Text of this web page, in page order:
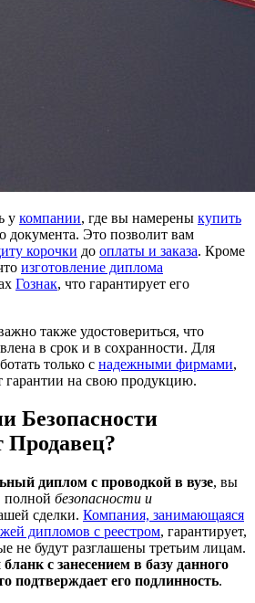
у компании, где вы намерены купить
документа. Это позволит вам
корочки до оплаты и заказа. Кроме
изготовление диплома
Гознак, что гарантирует его
также удостовериться, что
в срок и в сохранности. Для
только с надежными фирмами,
гарантии на свою продукцию.
Безопасности
Продавец?
диплом с проводкой в вузе, вы
полной безопасности и
сделки. Компания, занимающаяся
дипломов с реестром, гарантирует,
не будут разглашены третьим лицам.
с занесением в базу данного
подтверждает его подлинность.